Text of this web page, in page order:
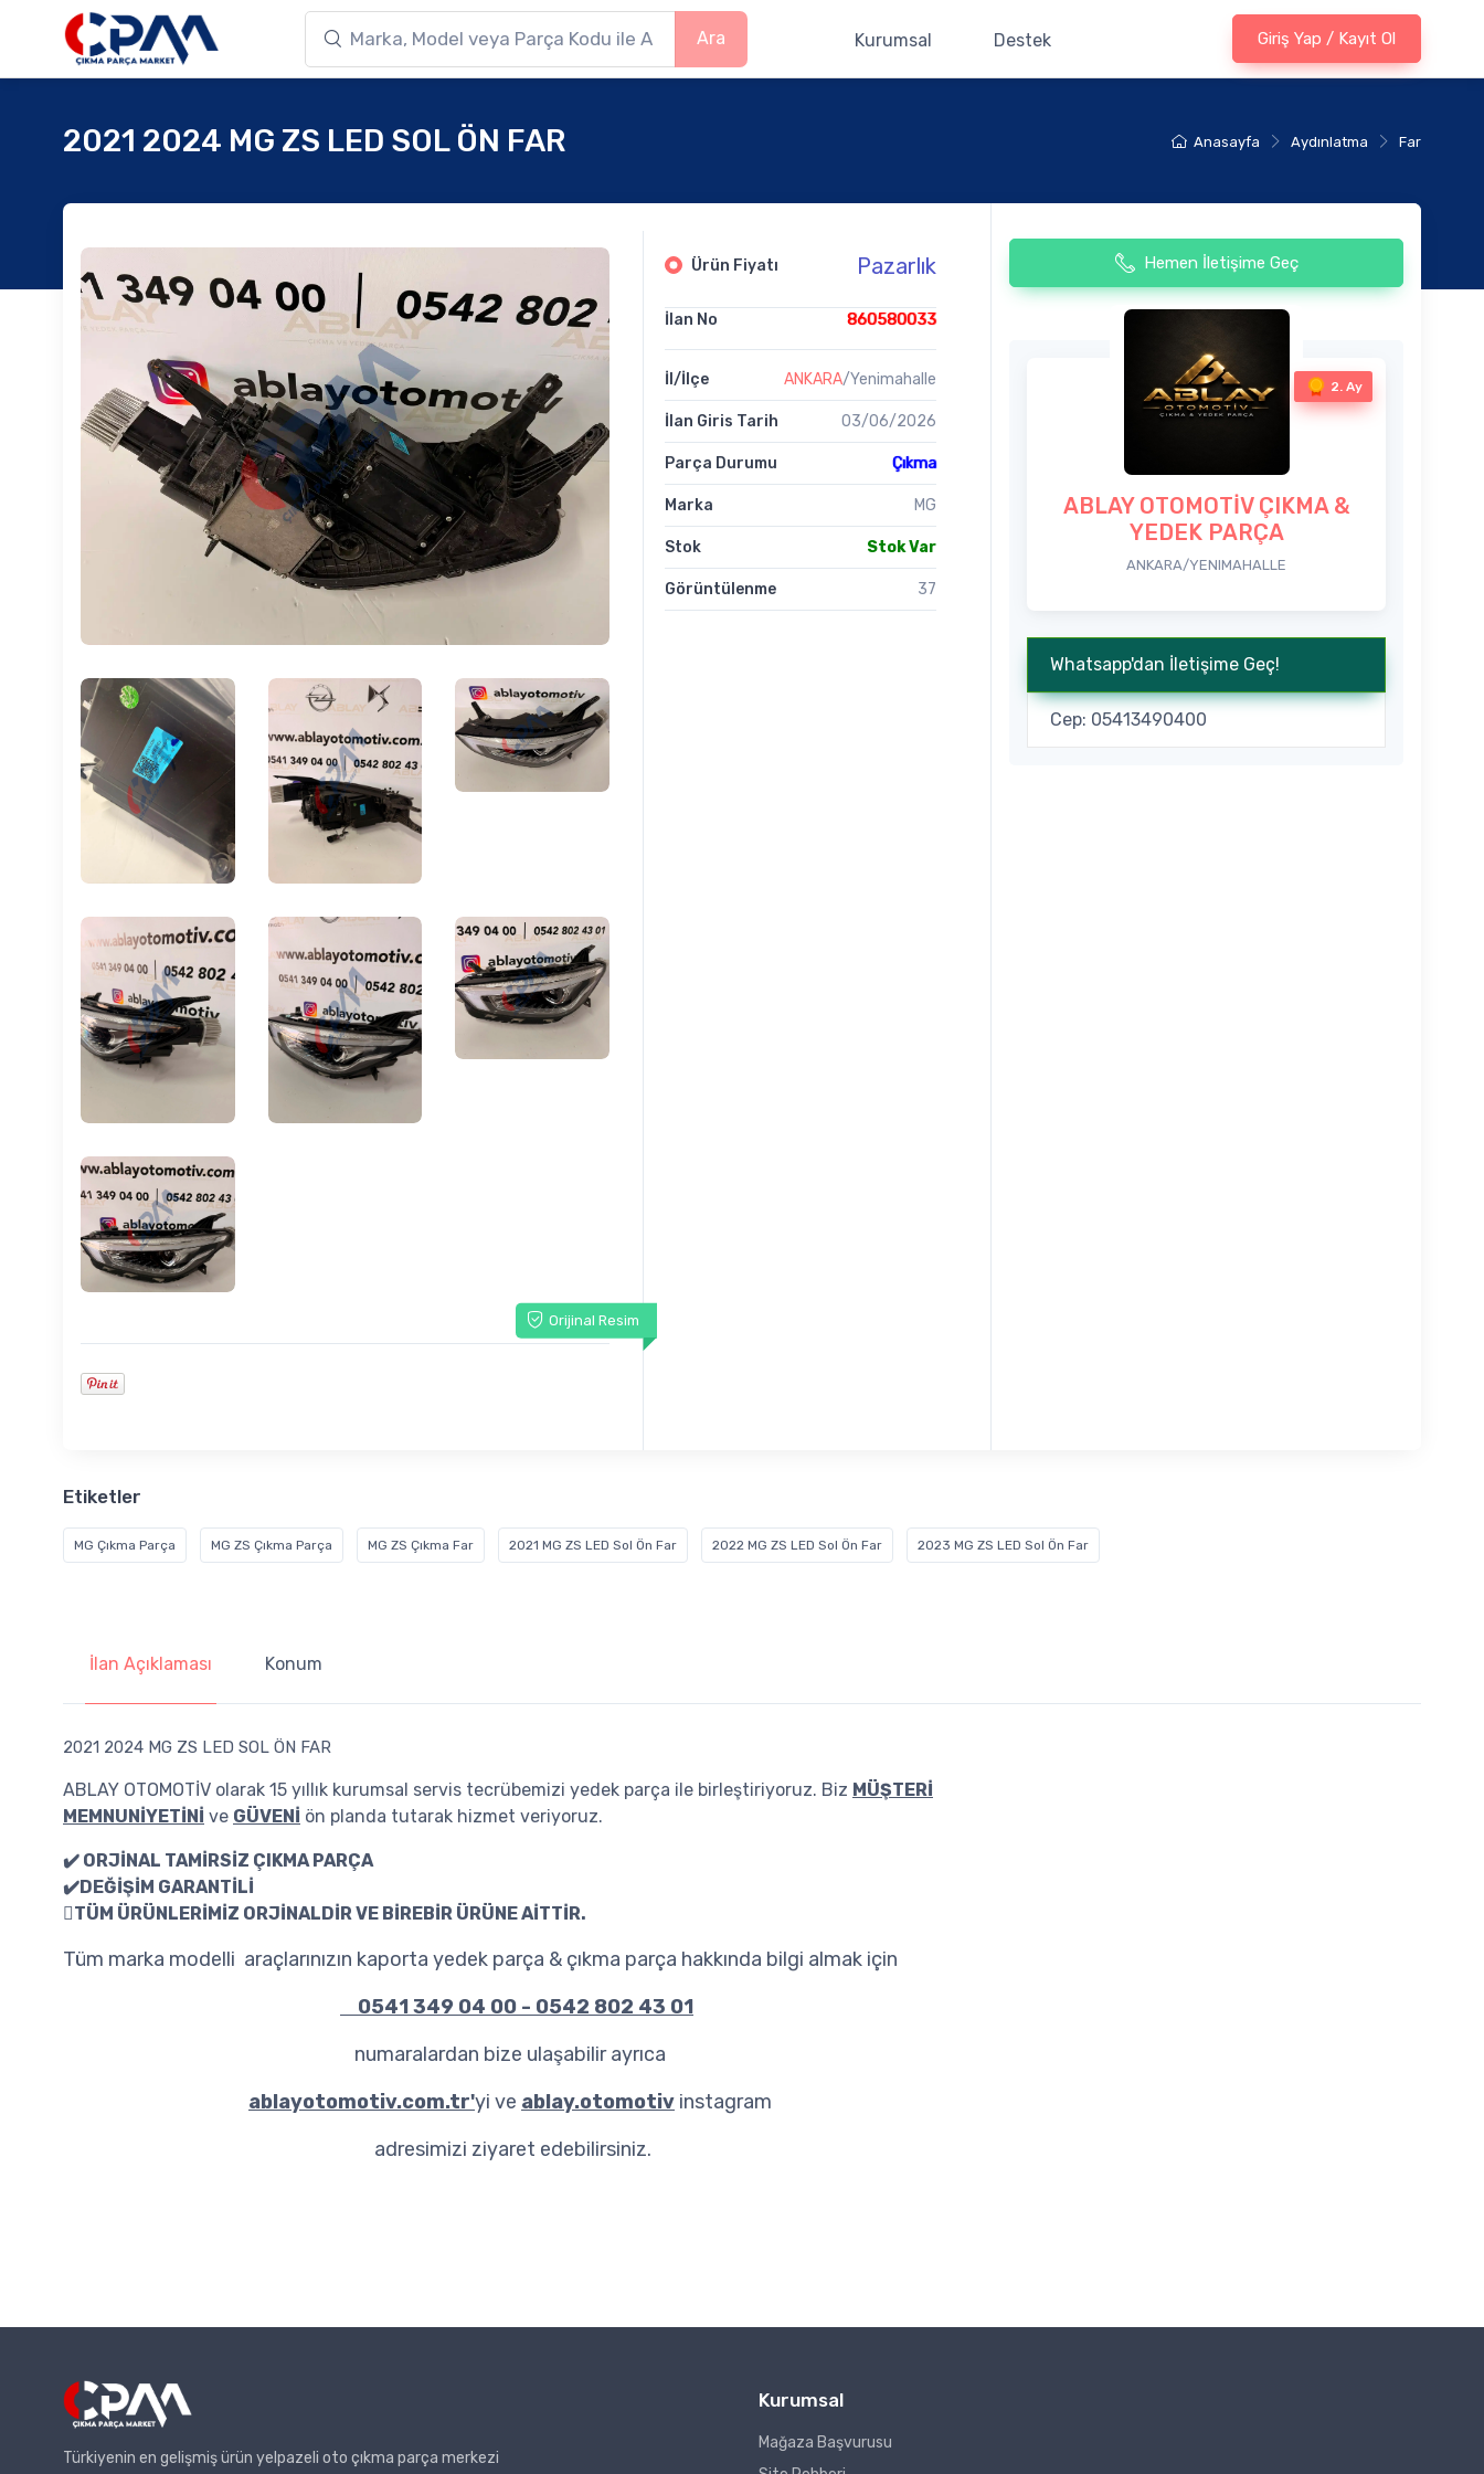
Giriş Yap / Kayıt Ol
Ara Kurumsal Destek
Anasayfa Aydınlatma Far
2021 2024 MG ZS LED SOL ÖN FAR
Orijinal Resim
Ürün Fiyatı Pazarlık
İlan No 860580033
İl/İlçe ANKARA/Yenimahalle
İlan Giris Tarih 03/06/2026
Parça Durumu Çıkma
Marka MG
Stok Stok Var
Görüntülenme 37
Hemen İletişime Geç
2. Ay
ABLAY OTOMOTİV ÇIKMA &
YEDEK PARÇA
ANKARA/YENIMAHALLE
Whatsapp'dan İletişime Geç!
Cep: 05413490400
Etiketler
MG Çıkma Parça MG ZS Çıkma Parça MG ZS Çıkma Far 2021 MG ZS LED Sol Ön Far 2022 MG ZS LED Sol Ön Far 2023 MG ZS LED Sol Ön Far
İlan Açıklaması Konum
2021 2024 MG ZS LED SOL ÖN FAR
ABLAY OTOMOTİV olarak 15 yıllık kurumsal servis tecrübemizi yedek parça ile birleştiriyoruz. Biz MÜŞTERİ
MEMNUNİYETİNİ ve GÜVENİ ön planda tutarak hizmet veriyoruz.
✔️ ORJİNAL TAMİRSİZ ÇIKMA PARÇA
✔️DEĞİŞİM GARANTİLİ
TÜM ÜRÜNLERİMİZ ORJİNALDİR VE BİREBİR ÜRÜNE AİTTİR.
Tüm marka modelli araçlarınızın kaporta yedek parça & çıkma parça hakkında bilgi almak için
0541 349 04 00 - 0542 802 43 01
numaralardan bize ulaşabilir ayrıca
ablayotomotiv.com.tr'yi ve ablay.otomotiv instagram
adresimizi ziyaret edebilirsiniz.
Türkiyenin en gelişmiş ürün yelpazeli oto çıkma parça merkezi
Kurumsal
Mağaza Başvurusu